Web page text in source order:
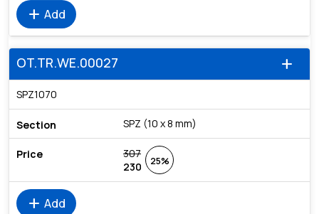
add Add
add
OT.TR.WE.00027
SPZ1070
SPZ (10 x 8 mm)
307
230
25%
add Add